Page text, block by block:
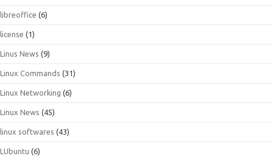
libreoffice (6)
license (1)
Linus News (9)
Linux Commands (31)
Linux Networking (6)
Linux News (45)
linux softwares (43)
LUbuntu (6)